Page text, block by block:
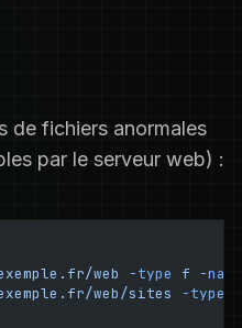
de fichiers anormales
par le serveur web) :
web -type f -name
web/sites -type